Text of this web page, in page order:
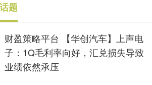
题
财盈策略平台 【华创汽车】上声电
子：1Q毛利率向好，汇兑损失导致
业绩依然承压